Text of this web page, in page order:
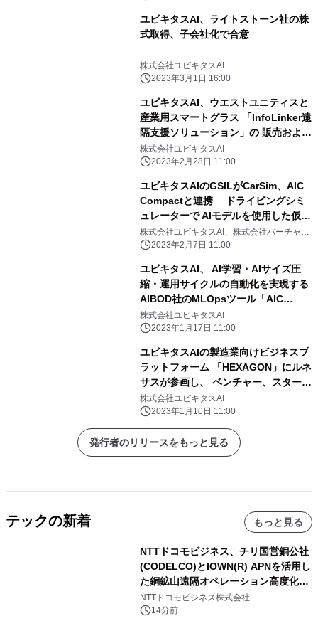
ユビキタスAI、ライトストーン社の株
式取得、子会社化で合意
株式会社ユビキタスAI
2023年3月1日 16:00
ユビキタスAI、ウエストユニティスと
産業用スマートグラス 「InfoLinker遠
隔支援ソリューション」の 販売および
事業連携について合意
株式会社ユビキタスAI
2023年2月28日 11:00
ユビキタスAIのGSILがCarSim、AIC
Compactと連携 ドライビングシミ
ュレーターで AIモデルを使用した仮想
ECUを検証可能に
株式会社ユビキタスAI、株式会社バーチャル
メカニクス、株式会社AIBOD
2023年2月7日 11:00
ユビキタスAI、 AI学習・AIサイズ圧
縮・運用サイクルの自動化を実現する
AIBOD社のMLOpsツール「AIC
Compact」を 1月17日(火)に提供開始
株式会社ユビキタスAI
2023年1月17日 11:00
ユビキタスAIの製造業向けビジネスプ
ラットフォーム 「HEXAGON」にルネ
サスが参画し、 ベンチャー、スタート
アップや教育機関の活動を支援
株式会社ユビキタスAI
2023年1月10日 11:00
発行者のリリースをもっと見る
テックの新着 もっと見る
NTTドコモビジネス、チリ国営銅公社
(CODELCO)とIOWN(R) APNを活用し
た銅鉱山遠隔オペレーション高度化に
向けた調査・実証を開始
NTTドコモビジネス株式会社
14分前